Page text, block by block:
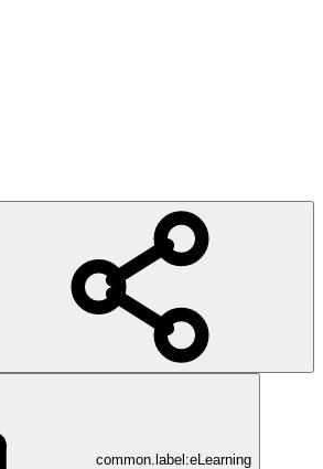
common.label:eLearning